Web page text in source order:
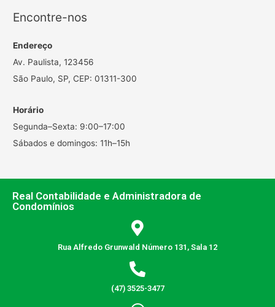
Encontre-nos
Endereço
Av. Paulista, 123456
São Paulo, SP, CEP: 01311-300
Horário
Segunda–Sexta: 9:00–17:00
Sábados e domingos: 11h–15h
Real Contabilidade e Administradora de
Condomínios
Rua Alfredo Grunwald Número 131, Sala 12
(47) 3525-3477